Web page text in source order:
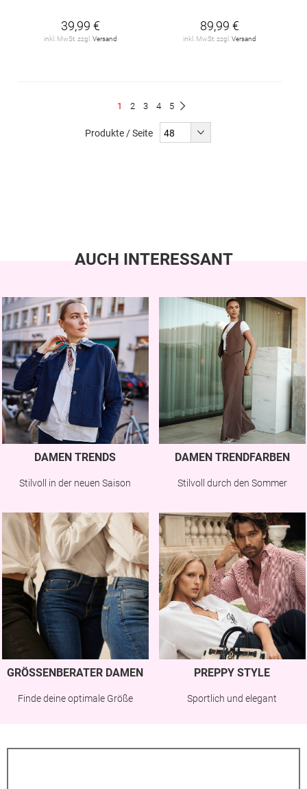
39,99 €
inkl. MwSt. zzgl. Versand
89,99 €
inkl. MwSt. zzgl. Versand
Du
1 Seite
2 Seite
3 Seite
4 Seite
5
Produkte / Seite
AUCH INTERESSANT
DAMEN TRENDS
Stilvoll in der neuen Saison
DAMEN TRENDFARBEN
Stilvoll durch den Sommer
GRÖSSENBERATER DAMEN
Finde deine optimale Größe
PREPPY STYLE
Sportlich und elegant